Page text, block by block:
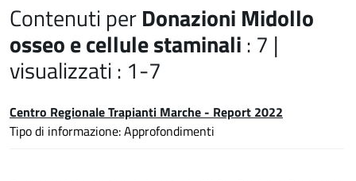
Contenuti perDonazioni Midollo
osseo e cellule staminali: 7 |
visualizzati : 1-7
Centro Regionale Trapianti Marche - Report 2022
Tipo di informazione: Approfondimenti